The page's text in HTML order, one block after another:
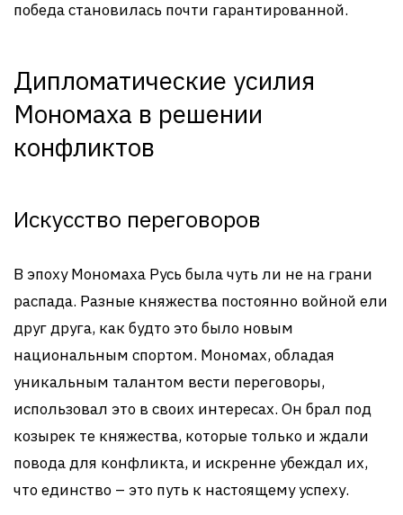
победа становилась почти гарантированной.
Дипломатические усилия
Мономаха в решении
конфликтов
Искусство переговоров
В эпоху Мономаха Русь была чуть ли не на грани
распада. Разные княжества постоянно войной ели
друг друга, как будто это было новым
национальным спортом. Мономах, обладая
уникальным талантом вести переговоры,
использовал это в своих интересах. Он брал под
козырек те княжества, которые только и ждали
повода для конфликта, и искренне убеждал их,
что единство – это путь к настоящему успеху.